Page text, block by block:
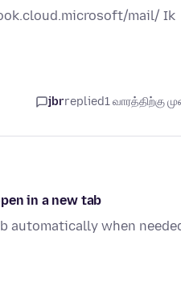
mail/ Ik
jbrreplied1 வாரத்திற்கு
in a new tab
automatically when